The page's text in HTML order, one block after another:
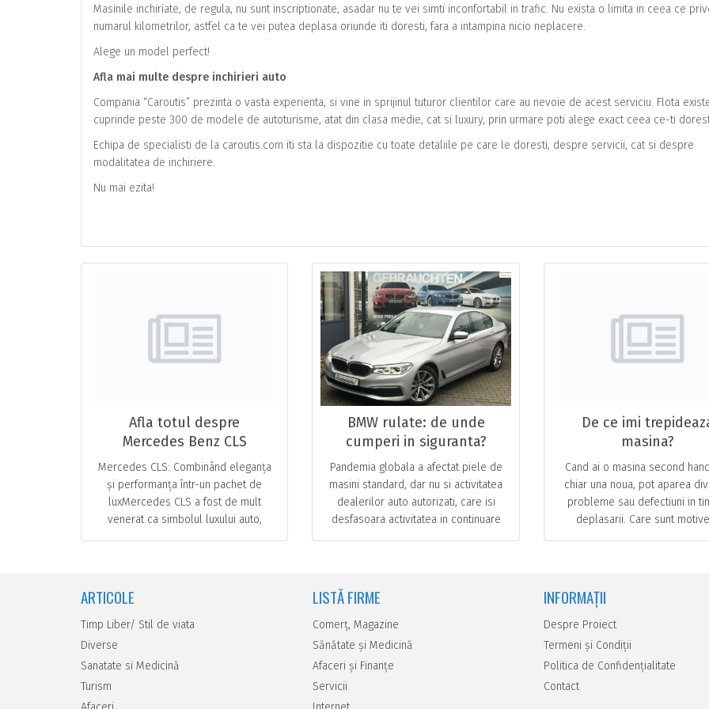
Masinile inchiriate, de regula, nu sunt inscriptionate, asadar nu te vei simti inconfortabil in trafic. Nu exista o limita in ceea ce
numarul kilometrilor, astfel ca te vei putea deplasa oriunde iti doresti, fara a intampina nicio neplacere.
Alege un model perfect!
Afla mai multe despre inchirieri auto
Compania “Caroutis” prezinta o vasta experienta, si vine in sprijinul tuturor clientilor care au nevoie de acest serviciu. Flota
cuprinde peste 300 de modele de autoturisme, atat din clasa medie, cat si luxury, prin urmare poti alege exact ceea ce-ti
Echipa de specialisti de la caroutis.com iti sta la dispozitie cu toate detaliile pe care le doresti, despre servicii, cat si despre
modalitatea de inchiriere.
Nu mai ezita!
Afla totul despre
Mercedes Benz CLS
Mercedes CLS: Combinând eleganța
și performanța într-un pachet de
luxMercedes CLS a fost de mult
venerat ca simbolul luxului auto,
BMW rulate: de unde
cumperi in siguranta?
Pandemia globala a afectat piele de
masini standard, dar nu si activitatea
dealerilor auto autorizati, care isi
desfasoara activitatea in continuare
De ce imi
masina?
Cand ai o masina second
chiar una noua, pot aparea
probleme sau defectiuni in
deplasarii. Care sunt
ARTICOLE
Timp Liber/ Stil de viata
Diverse
Sanatate si Medicină
Turism
LISTĂ FIRME
Comerţ, Magazine
Sănătate şi Medicină
Afaceri şi Finanţe
Servicii
INFORMAȚII
Despre Proiect
Termeni și Condiții
Politica de Confidențialitate
Contact